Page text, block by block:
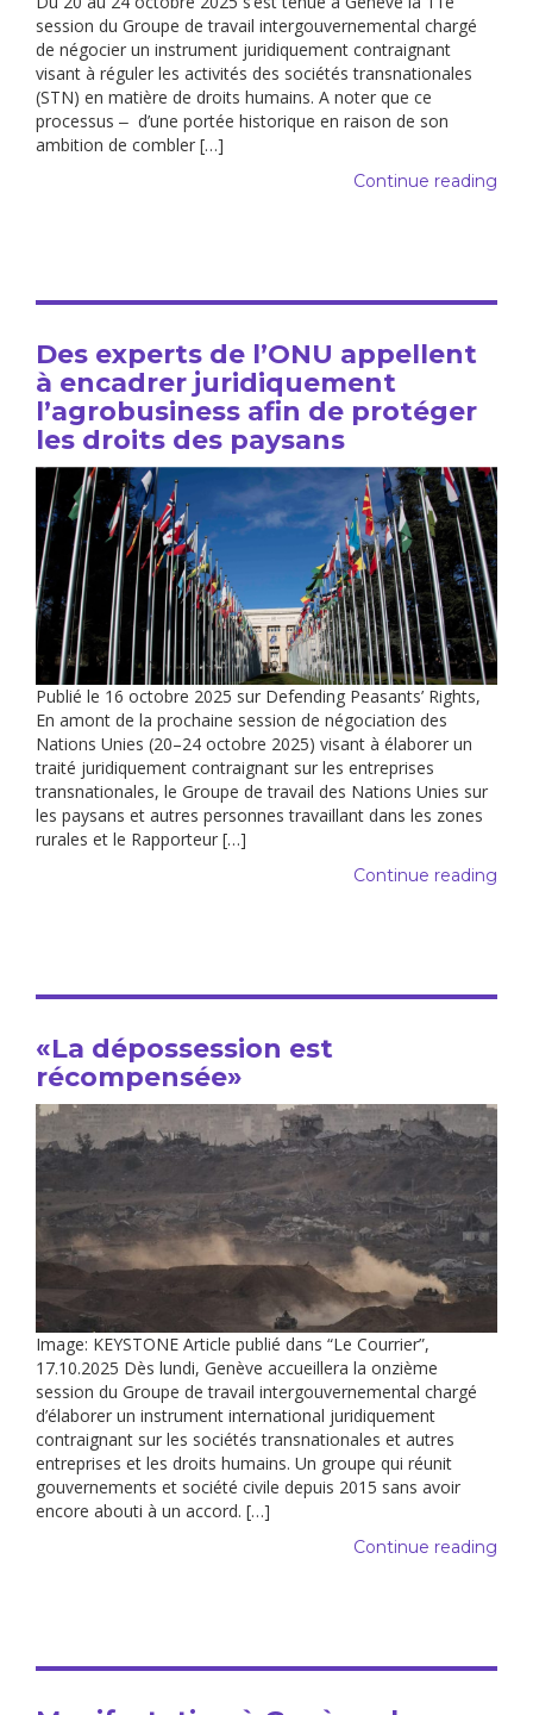
session du Groupe de travail intergouvernemental chargé
de négocier un instrument juridiquement contraignant
visant à réguler les activités des sociétés transnationales
(STN) en matière de droits humains. A noter que ce
processus ‒ d’une portée historique en raison de son
ambition de combler […]
Continue reading
Des experts de l’ONU appellent
à encadrer juridiquement
l’agrobusiness afin de protéger
les droits des paysans
Publié le 16 octobre 2025 sur Defending Peasants’ Rights,
En amont de la prochaine session de négociation des
Nations Unies (20–24 octobre 2025) visant à élaborer un
traité juridiquement contraignant sur les entreprises
transnationales, le Groupe de travail des Nations Unies sur
les paysans et autres personnes travaillant dans les zones
rurales et le Rapporteur […]
Continue reading
«La dépossession est
récompensée»
Image: KEYSTONE Article publié dans “Le Courrier”,
17.10.2025 Dès lundi, Genève accueillera la onzième
session du Groupe de travail intergouvernemental chargé
d’élaborer un instrument international juridiquement
contraignant sur les sociétés transnationales et autres
entreprises et les droits humains. Un groupe qui réunit
gouvernements et société civile depuis 2015 sans avoir
encore abouti à un accord. […]
Continue reading